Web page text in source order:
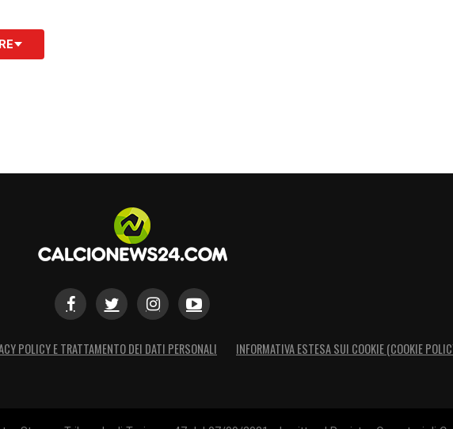
POLICY E TRATTAMENTO DEI DATI PERSONALI INFORMATIVA ESTESA SUI COOKIE (COOKIE